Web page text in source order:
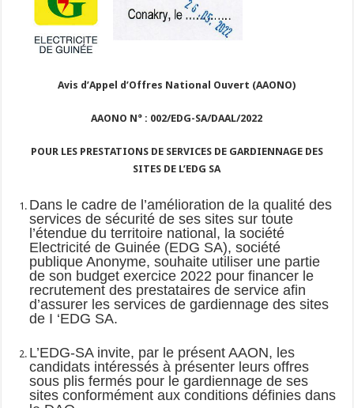
Avis d’Appel d’Offres National Ouvert (AAONO)
AAONO N° : 002/EDG-SA/DAAL/2022
POUR LES PRESTATIONS DE SERVICES DE GARDIENNAGE DES
SITES DE L’EDG SA
Dans le cadre de l’amélioration de la qualité des
services de sécurité de ses sites sur toute
l’étendue du territoire national, la société
Electricité de Guinée (EDG SA), société
publique Anonyme, souhaite utiliser une partie
de son budget exercice 2022 pour financer le
recrutement des prestataires de service afin
d’assurer les services de gardiennage des sites
de I ‘EDG SA.
L’EDG-SA invite, par le présent AAON, les
candidats intéressés à présenter leurs offres
sous plis fermés pour le gardiennage de ses
sites conformément aux conditions définies dans